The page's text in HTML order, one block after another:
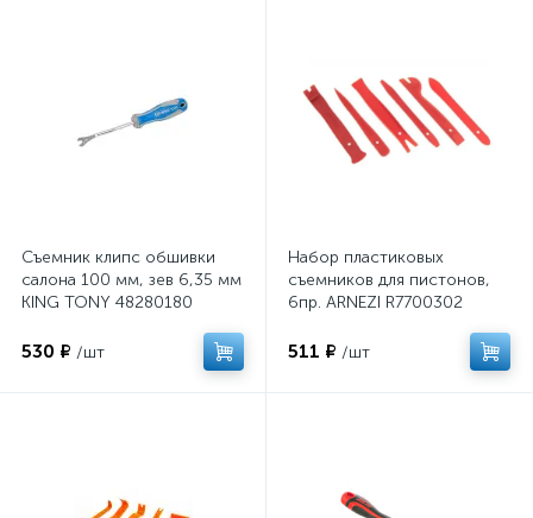
Съемник клипс обшивки
салона 100 мм, зев 6,35 мм
KING TONY 48280180
530 ₽ /шт
Набор пластиковых
съемников для пистонов,
6пр. ARNEZI R7700302
511 ₽ /шт